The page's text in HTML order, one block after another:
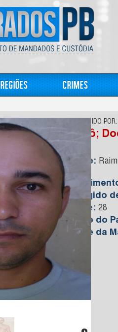
Regiões Crimes
CONHECIDO POR:
Dodô;
Nome:
Foragido
Idade: 28
Nome do
Nome da